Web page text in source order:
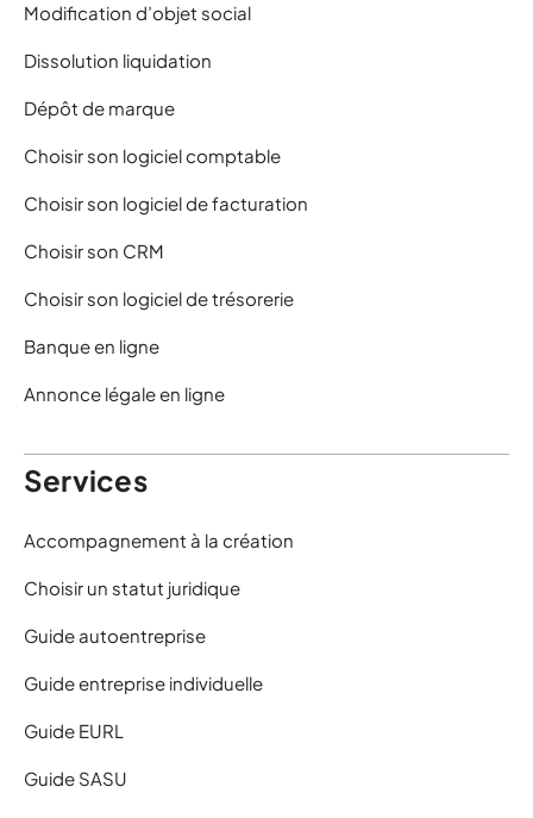
Modification d’objet social
Dissolution liquidation
Dépôt de marque
Choisir son logiciel comptable
Choisir son logiciel de facturation
Choisir son CRM
Choisir son logiciel de trésorerie
Banque en ligne
Annonce légale en ligne
Services
Accompagnement à la création
Choisir un statut juridique
Guide autoentreprise
Guide entreprise individuelle
Guide EURL
Guide SASU